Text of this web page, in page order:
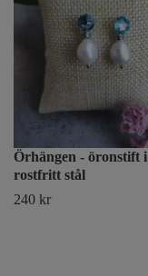
Örhängen - öronstift i
rostfritt stål
240 kr